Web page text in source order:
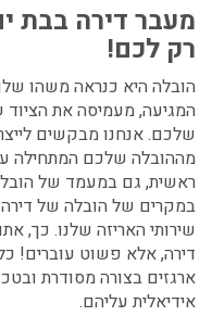
מעבר דירה בבת
רק לכם!
הובלה היא כנראה משהו
המגיעה, מעמיסה את
שלכם. אנחנו מבקשים
מההובלה שלכם המתחילה
ראשית, גם במעמד של
במקרים של הובלה של
שירותי האריזה שלנו. כך,
דירה, אלא פשוט עוברים!
ארגזים בצורה מסודרת
אידיאלית עליהם.